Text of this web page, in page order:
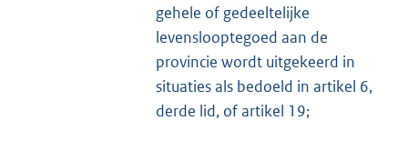
gehele of gedeeltelijke
levenslooptegoed aan de
provincie wordt uitgekeerd in
situaties als bedoeld in artikel 6,
derde lid, of artikel 19;